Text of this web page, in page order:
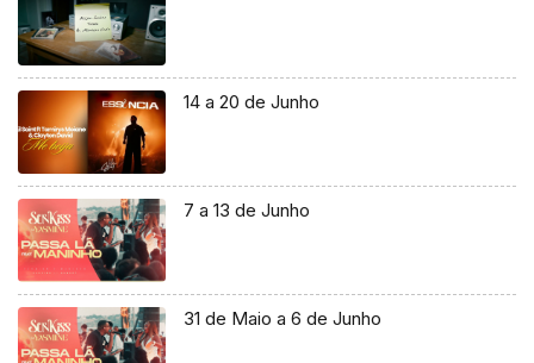
14 a 20 de Junho
7 a 13 de Junho
31 de Maio a 6 de Junho